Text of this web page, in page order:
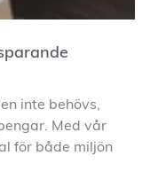
inte behövs,
Med vår
för både miljön